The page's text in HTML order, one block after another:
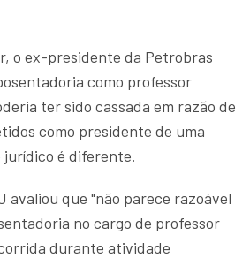
o ex-presidente da Petrobras
como professor
ter sido cassada em razão de
como presidente de uma
é diferente.
avaliou que "não parece razoável
no cargo de professor
durante atividade